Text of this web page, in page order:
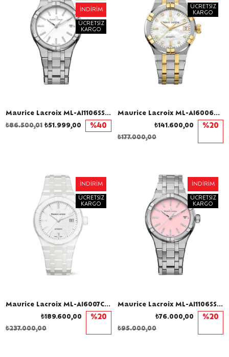
Maurice Lacroix ML-AI1106SS002150-1 Pırlantalı Kadın Kol Saati
İNDIRIM
ÜCRETSIZ
KARGO
₺51.999,00
₺86.500,01 %40
Maurice Lacroix ML-AI6006PVY13170-1 Pırlantalı Kadın Kol Saati
ÜCRETSIZ
KARGO
₺141.600,00
₺177.000,00
%20
Maurice Lacroix ML-AI6007CRM72130-7 Kadın Kol Saati
İNDIRIM
ÜCRETSIZ
KARGO
₺189.600,00
₺237.000,00
%20
Maurice Lacroix ML-AI1106SS002550-1 Pırlantalı Kadın Kol Saati
İNDIRIM
ÜCRETSIZ
KARGO
₺76.000,00
₺95.000,00
%20